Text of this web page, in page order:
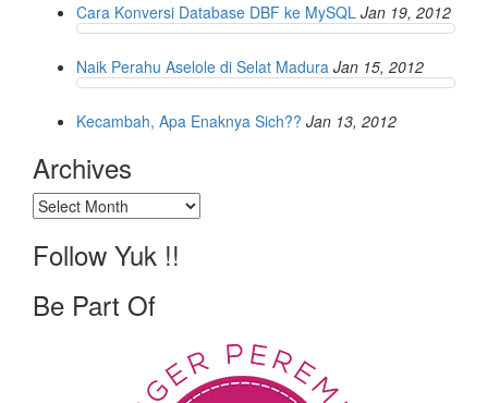
Cara Konversi Database DBF ke MySQL Jan 19, 2012
Naik Perahu Aselole di Selat Madura Jan 15, 2012
Kecambah, Apa Enaknya Sich?? Jan 13, 2012
Archives
Archives
Follow Yuk !!
Be Part Of